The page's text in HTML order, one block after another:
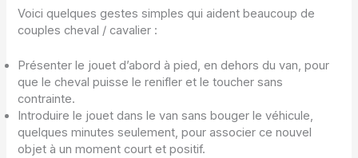
Voici quelques gestes simples qui aident beaucoup de
couples cheval / cavalier :
Présenter le jouet d’abord à pied, en dehors du van, pour
que le cheval puisse le renifler et le toucher sans
contrainte.
Introduire le jouet dans le van sans bouger le véhicule,
quelques minutes seulement, pour associer ce nouvel
objet à un moment court et positif.